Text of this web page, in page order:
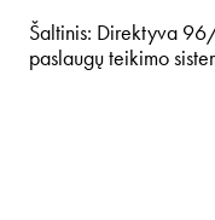
Šaltinis: Direktyva
paslaugų teikimo